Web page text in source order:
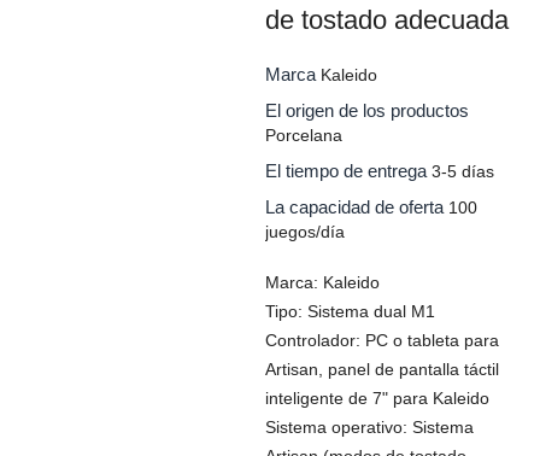
de tostado adecuada
Marca Kaleido
El origen de los productos
Porcelana
El tiempo de entrega 3-5 días
La capacidad de oferta 100
juegos/día
Marca: Kaleido
Tipo: Sistema dual M1
Controlador: PC o tableta para
Artisan, panel de pantalla táctil
inteligente de 7" para Kaleido
Sistema operativo: Sistema